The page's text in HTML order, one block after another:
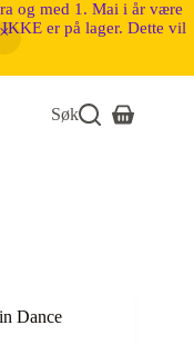
og med 1. Mai i år være
er på lager. Dette vil
Søk
Dance